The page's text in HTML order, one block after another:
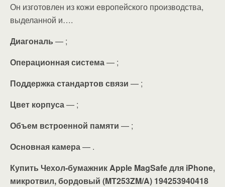
Он изготовлен из кожи европейского производства,
выделанной и….
Диагональ — ;
Операционная система— ;
Поддержка стандартов связи — ;
Цвет корпуса— ;
Объем встроенной памяти — ;
Основная камера— .
Купить Чехол-бумажник Apple MagSafe для iPhone,
микротвил, бордовый (MT253ZM/A) 194253940418